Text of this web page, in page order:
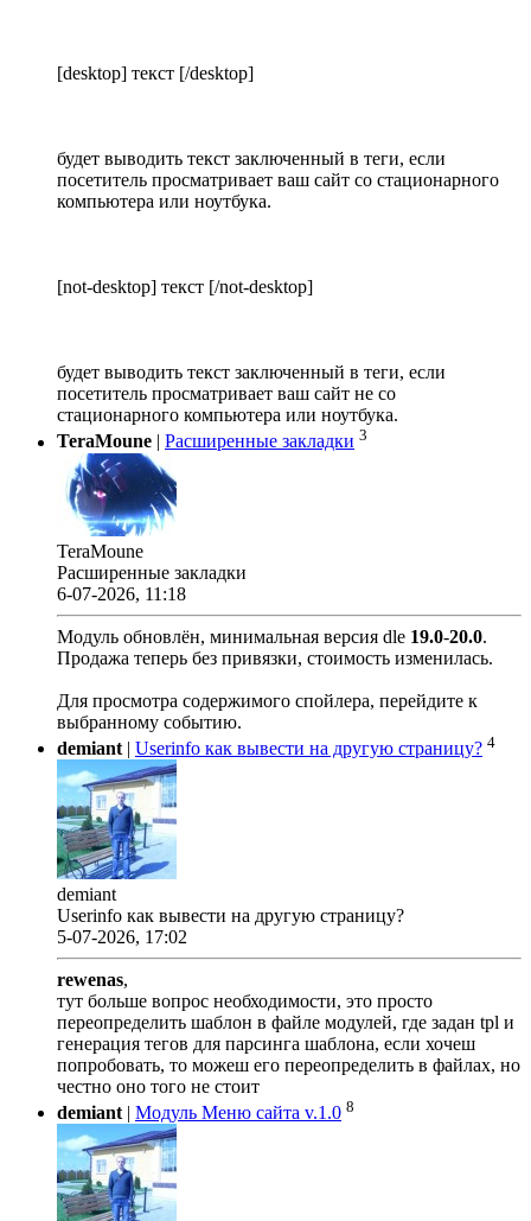
[desktop] текст [/desktop]
будет выводить текст заключенный в теги, если
посетитель просматривает ваш сайт со стационарного
компьютера или ноутбука.
[not-desktop] текст [/not-desktop]
будет выводить текст заключенный в теги, если
посетитель просматривает ваш сайт не со
стационарного компьютера или ноутбука.
TeraMoune
Расширенные закладки 3
TeraMoune
Расширенные закладки
6-07-2026, 11:18
Модуль обновлён, минимальная версия dle 19.0-20.0.
Продажа теперь без привязки, стоимость изменилась.
Для просмотра содержимого спойлера, перейдите к
выбранному событию.
demiant | Userinfo как вывести на другую страницу? 4
demiant
Userinfo как вывести на другую страницу?
5-07-2026, 17:02
rewenas,
тут больше вопрос необходимости, это просто
переопределить шаблон в файле модулей, где задан tpl и
генерация тегов для парсинга шаблона, если хочеш
попробовать, то можеш его переопределить в файлах, но
честно оно того не стоит
demiant | Модуль Меню сайта v.1.0 8